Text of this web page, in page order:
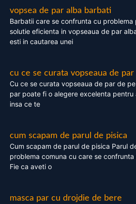
vopsea de par alba barbati
Barbatii care se confrunta cu
solutie eficienta in vopseaua de par
esti in cautarea unei
cu ce se curata vopseaua de
Cu ce se curata vopseaua de par de
par poate fi o alegere excelenta pentru
insa ce te
cum scapam de parul de pisica
Cum scapam de parul de pisica Parul
problema comuna cu care se
Fie ca aveti o
masca par cu drojdie de bere